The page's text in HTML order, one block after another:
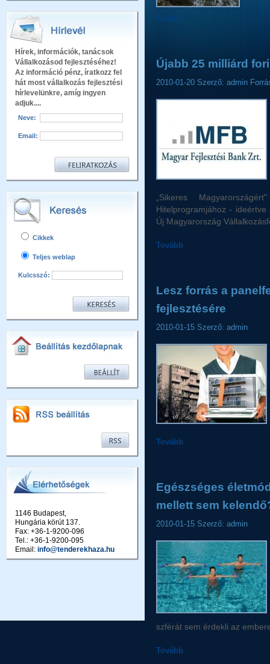
Hírek, információk, tanácsok
Vállalkozásod fejlesztéséhez!
Az információ pénz, íratkozz fel
hát most vállalkozás fejlesztési
hírlevelünkre, amíg ingyen
adjuk....
Neve:
Email:
Cikkek
Teljes weblap
Kulcsszó:
1146 Budapest,
Hungária körút 137.
Fax: +36-1-9200-096
Tel.: +36-1-9200-095
Email: info@tenderekhaza.hu
Tovább
Újabb 25 milliárd
2010-01-20 Szerző: admin
„Sikeres
Hitelprogramjához -
Új Magyarország
Tovább
Lesz forrás a
fejlesztésére
2010-01-15 Szerző: admin
Tovább
Egészséges
mellett sem
2010-01-15 Szerző: admin
szférát sem érdekli az
Tovább